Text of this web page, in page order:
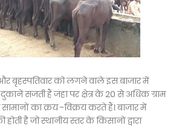
बृहस्पतिवार को लगने वाले इस बाजार में
सजती हैं जंहा पर क्षेत्र के 20 से अधिक ग्राम
का क्रय -विक्रय करते हैं। बाजार में
होती है जो स्थानीय स्तर के किसानों द्वारा